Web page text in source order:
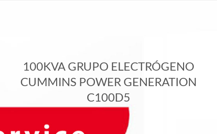
100KVA GRUPO ELECTRÓGENO
CUMMINS POWER GENERATION
C100D5